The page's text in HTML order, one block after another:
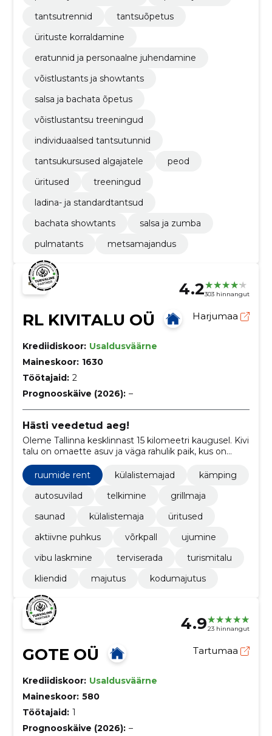
tantsutrennid
tantsuõpetus
ürituste korraldamine
eratunnid ja personaalne juhendamine
võistlustants ja showtants
salsa ja bachata õpetus
võistlustantsu treeningud
individuaalsed tantsutunnid
tantsukursused algajatele
peod
üritused
treeningud
ladina- ja standardtantsud
bachata showtants
salsa ja zumba
pulmatants
metsamajandus
4.2303 hinnangut
RL KIVITALU OÜ Harjumaa
Krediidiskoor: Usaldusväärne
Maineskoor: 1630
Töötajaid: 2
Prognooskäive (2026): –
Hästi veedetud aeg!
Oleme Tallinna kesklinnast 15 kilomeetri kaugusel. Kivi
talu on omaette asuv ja väga rahulik paik, kus on
võimalik aktiivselt puhata. Lisaks pakume
mitmesuguseid majutusvõimalusi.
ruumide rent külalistemajad
kämping
autosuvilad
telkimine
grillmaja
saunad
külalistemaja
üritused
aktiivne puhkus
võrkpall
ujumine
vibu laskmine
terviserada
turismitalu
kliendid
majutus kodumajutus
4.923 hinnangut
GOTE OÜ Tartumaa
Krediidiskoor: Usaldusväärne
Maineskoor: 580
Töötajaid: 1
Prognooskäive (2026): –